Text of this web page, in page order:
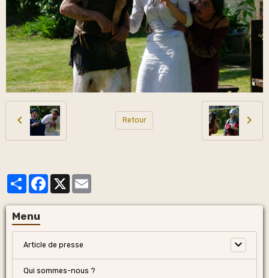
Retour
PartagerFacebook
X
Menu
Article de presse
Qui sommes-nous ?